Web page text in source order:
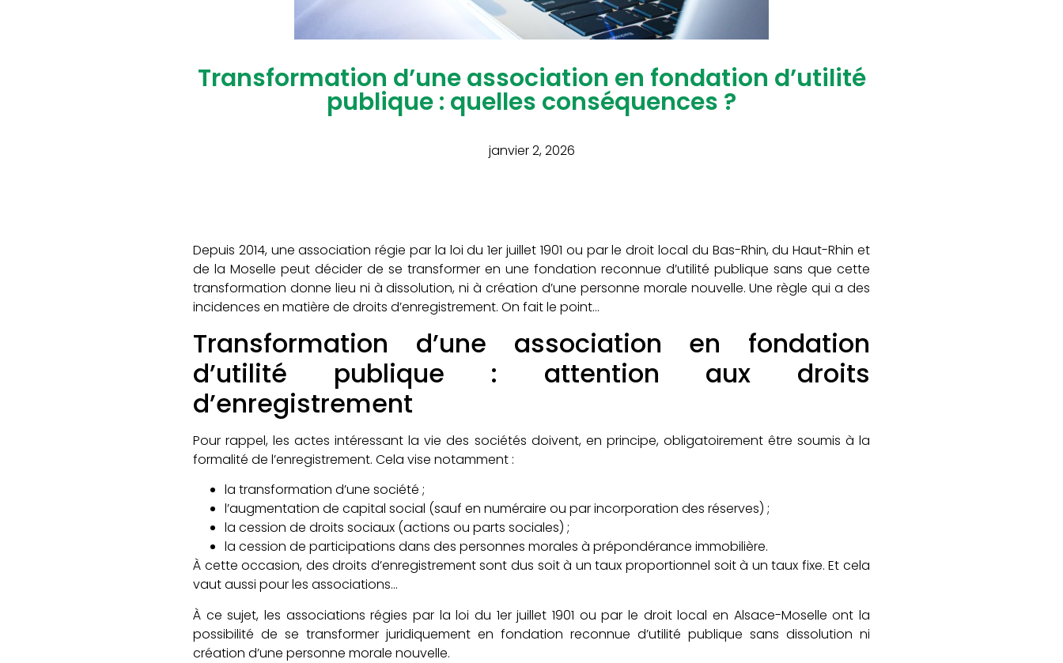
Transformation d’une association en fondation d’utilité
publique : quelles conséquences ?
janvier 2, 2026
Depuis 2014, une association régie par la loi du 1er juillet 1901 ou par le droit local du Bas-Rhin, du Haut-Rhin et
de la Moselle peut décider de se transformer en une fondation reconnue d’utilité publique sans que cette
transformation donne lieu ni à dissolution, ni à création d’une personne morale nouvelle. Une règle qui a des
incidences en matière de droits d’enregistrement. On fait le point…
Transformation d’une association en fondation
d’utilité publique : attention aux droits
d’enregistrement
Pour rappel, les actes intéressant la vie des sociétés doivent, en principe, obligatoirement être soumis à la
formalité de l’enregistrement. Cela vise notamment :
la transformation d’une société ;
l’augmentation de capital social (sauf en numéraire ou par incorporation des réserves) ;
la cession de droits sociaux (actions ou parts sociales) ;
la cession de participations dans des personnes morales à prépondérance immobilière.
À cette occasion, des droits d’enregistrement sont dus soit à un taux proportionnel soit à un taux fixe. Et cela
vaut aussi pour les associations…
À ce sujet, les associations régies par la loi du 1er juillet 1901 ou par le droit local en Alsace-Moselle ont la
possibilité de se transformer juridiquement en fondation reconnue d’utilité publique sans dissolution ni
création d’une personne morale nouvelle.